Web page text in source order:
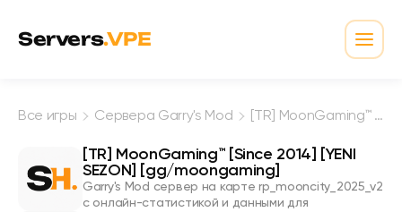
Servers.VPE
Все игры Сервера Garry's Mod [TR] MoonGaming™ [Since 2014] [YENI SEZON] [gg/moongaming]
[TR] MoonGaming™ [Since 2014] [YENI
SEZON] [gg/moongaming]
Garry's Mod сервер на карте rp_mooncity_2025_v2
с онлайн-статистикой и данными для